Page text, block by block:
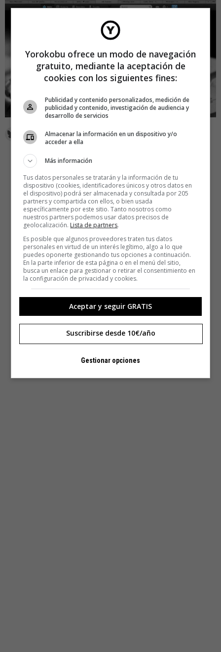
Yorokobu ofrece un modo de navegación
gratuito, mediante la aceptación de
cookies con los siguientes fines:
Publicidad y contenido personalizados, medición de
publicidad y contenido, investigación de audiencia y
desarrollo de servicios
Almacenar la información en un dispositivo y/o
acceder a ella
Más información
Tus datos personales se tratarán y la información de tu
dispositivo (cookies, identificadores únicos y otros datos en
el dispositivo) podrá ser almacenada y consultada por 205
partners y compartida con ellos, o bien usada
específicamente por este sitio. Tanto nosotros como
nuestros partners podemos usar datos precisos de
geolocalización. Lista de partners.
Es posible que algunos proveedores traten tus datos
personales en virtud de un interés legítimo, algo a lo que
puedes oponerte gestionando tus opciones a continuación.
En la parte inferior de esta página o en el menú del sitio,
busca un enlace para gestionar o retirar el consentimiento en
la configuración de privacidad y cookies.
Aceptar y seguir GRATIS
Suscribirse desde 10€/año
Gestionar opciones